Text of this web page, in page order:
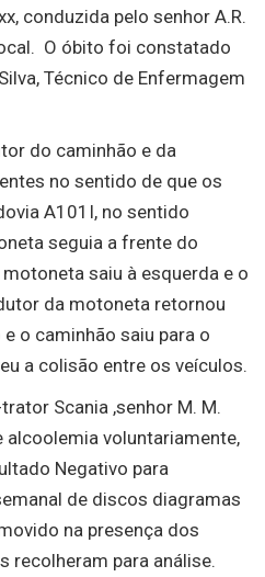
conduzida pelo senhor A.R.
O óbito foi constatado
Técnico de Enfermagem
do caminhão e da
no sentido de que os
A101I, no sentido
seguia a frente do
saiu à esquerda e o
da motoneta retornou
o caminhão saiu para o
a colisão entre os veículos.
Scania ,senhor M. M.
alcoolemia voluntariamente,
Negativo para
de discos diagramas
na presença dos
recolheram para análise.